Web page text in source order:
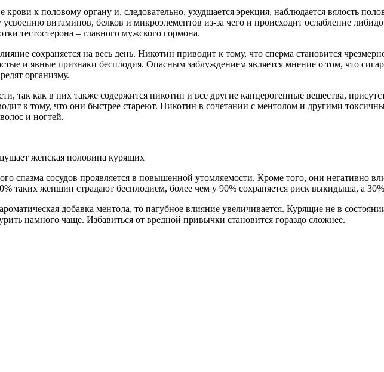
крови к половому органу и, следовательно, ухудшается эрекция, наблюдается вялость
витаминов, белков и микроэлементов из-за чего и происходит ослабление
тестостерона – главного мужского гормона.
сохраняется на весь день. Никотин приводит к тому, что сперма становится
и явные признаки бесплодия. Опасным заблуждением является мнение о том, что
организму.
так как в них также содержится никотин и все другие канцерогенные вещества,
к тому, что они быстрее стареют. Никотин в сочетании с ментолом и другими
и ногтей.
женская половина курящих
спазма сосудов проявляется в повышенной утомляемости. Кроме того, они негативно
таких женщин страдают бесплодием, более чем у 90% сохраняется риск выкидыша, а
добавка ментола, то пагубное влияние увеличивается. Курящие не в
намного чаще. Избавиться от вредной привычки становится гораздо сложнее.